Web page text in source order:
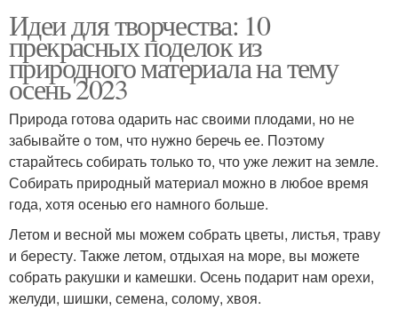
Идеи для творчества: 10
прекрасных поделок из
природного материала на тему
осень 2023
Природа готова одарить нас своими плодами, но не
забывайте о том, что нужно беречь ее. Поэтому
старайтесь собирать только то, что уже лежит на земле.
Собирать природный материал можно в любое время
года, хотя осенью его намного больше.
Летом и весной мы можем собрать цветы, листья, траву
и бересту. Также летом, отдыхая на море, вы можете
собрать ракушки и камешки. Осень подарит нам орехи,
желуди, шишки, семена, солому, хвоя.